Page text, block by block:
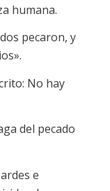
humana.
pecaron, y
No hay
del pecado
e